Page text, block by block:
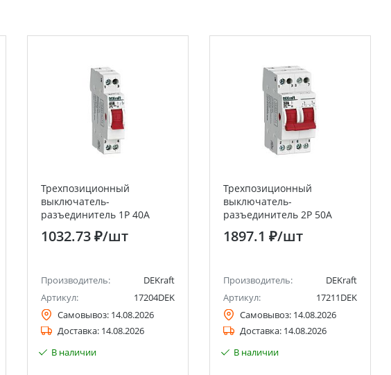
Трехпозиционный
выключатель-
разъединитель 1P 40A
ВР-103 DEKraft
1032.73 ₽/шт
Производитель:
DEKraft
Артикул:
17204DEK
Самовывоз: 14.08.2026
Доставка: 14.08.2026
В наличии
Трехпозиционный
выключатель-
разъединитель 2P 50A
ВР-103 DEKraft
1897.1 ₽/шт
Производитель:
DEKraft
Артикул:
17211DEK
Самовывоз: 14.08.2026
Доставка: 14.08.2026
В наличии